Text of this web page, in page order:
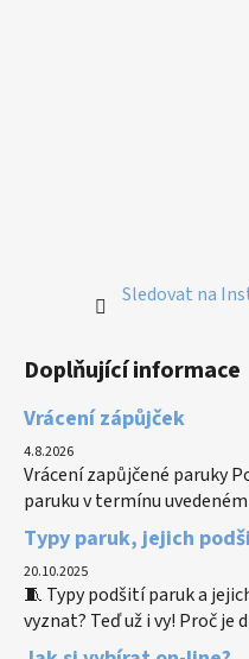
Sledovat na
Doplňující informace
Vrácení zápůjček
4.8.2026
Vrácení zapůjčené paruky
paruku v termínu uvedeném
Typy paruk, jejich
20.10.2025
🧵 Typy podšití paruk a
vyznat? Teď už i vy! Proč je